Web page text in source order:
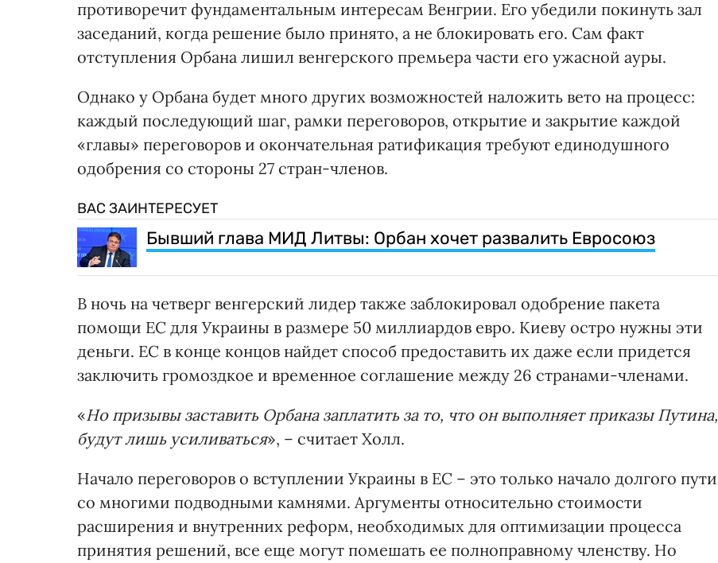
противоречит фундаментальным интересам Венгрии. Его убедили покинуть зал
заседаний, когда решение было принято, а не блокировать его. Сам факт
отступления Орбана лишил венгерского премьера части его ужасной ауры.
Однако у Орбана будет много других возможностей наложить вето на процесс:
каждый последующий шаг, рамки переговоров, открытие и закрытие каждой
«главы» переговоров и окончательная ратификация требуют единодушного
одобрения со стороны 27 стран-членов.
ВАС ЗАИНТЕРЕСУЕТ
Бывший глава МИД Литвы: Орбан хочет развалить Евросоюз
В ночь на четверг венгерский лидер также заблокировал одобрение пакета
помощи ЕС для Украины в размере 50 миллиардов евро. Киеву остро нужны эти
деньги. ЕС в конце концов найдет способ предоставить их даже если придется
заключить громоздкое и временное соглашение между 26 странами-членами.
«Но призывы заставить Орбана заплатить за то, что он выполняет приказы Путина,
будут лишь усиливаться», – считает Холл.
Начало переговоров о вступлении Украины в ЕС – это только начало долгого пути
со многими подводными камнями. Аргументы относительно стоимости
расширения и внутренних реформ, необходимых для оптимизации процесса
принятия решений, все еще могут помешать ее полноправному членству. Но